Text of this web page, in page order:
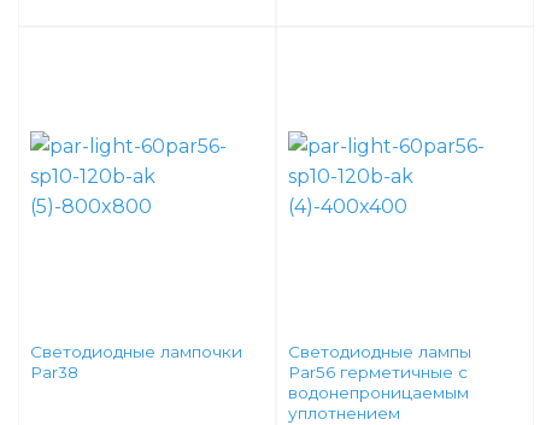
Светодиодные лампочки
Par38
Светодиодные лампы
Par56 герметичные с
водонепроницаемым
уплотнением